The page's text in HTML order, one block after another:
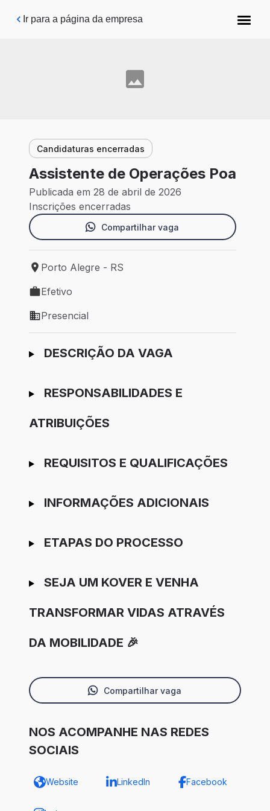
Pular para o conteúdo principal
Ir para a página da empresa
Candidaturas encerradas
Assistente de Operações Poa
Publicada em 28 de abril de 2026
Inscrições encerradas
Compartilhar vaga
Local de trabalho: Porto Alegre - RS
Porto Alegre - RS
Tipo de vaga: Efetivo
Efetivo
Modelo de trabalho: Presencial
Presencial
Ir para candidatura
DESCRIÇÃO DA VAGA
RESPONSABILIDADES E
ATRIBUIÇÕES
REQUISITOS E QUALIFICAÇÕES
INFORMAÇÕES ADICIONAIS
ETAPAS DO PROCESSO
SEJA UM KOVER E VENHA
TRANSFORMAR VIDAS ATRAVÉS
DA MOBILIDADE 🎉
Compartilhar vaga
NOS ACOMPANHE NAS REDES
SOCIAIS
Website LinkedIn Facebook